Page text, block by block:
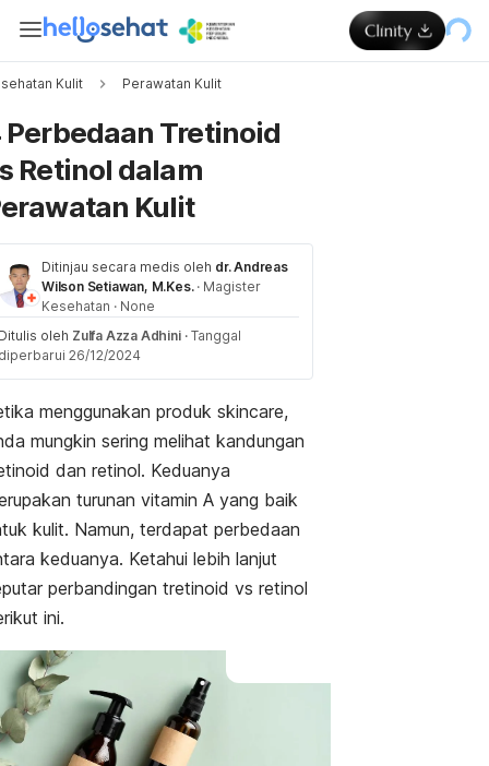
Kulit Perawatan Kulit
Perbedaan Tretinoid
Retinol dalam
Kulit
Ditinjau secara medis oleh dr. Andreas
Wilson Setiawan, M.Kes. · Magister
Kesehatan · None
oleh Zulfa Azza Adhini · Tanggal
26/12/2024
menggunakan produk skincare,
mungkin sering melihat kandungan
dan retinol. Keduanya
turunan vitamin A yang baik
kulit. Namun, terdapat perbedaan
keduanya. Ketahui lebih lanjut
perbandingan tretinoid vs retinol
ini.